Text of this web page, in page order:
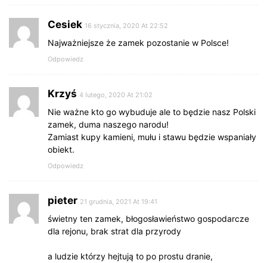
Cesiek 16 stycznia, 2020 At 22:52
Najważniejsze że zamek pozostanie w Polsce!
Odpowiedz
Krzyś 4 lutego, 2020 At 21:02
Nie ważne kto go wybuduje ale to będzie nasz Polski
zamek, duma naszego narodu!
Zamiast kupy kamieni, mułu i stawu będzie wspaniały
obiekt.
Odpowiedz
pieter 21 grudnia, 2021 At 19:41
świetny ten zamek, błogosławieństwo gospodarcze
dla rejonu, brak strat dla przyrody
a ludzie którzy hejtują to po prostu dranie,